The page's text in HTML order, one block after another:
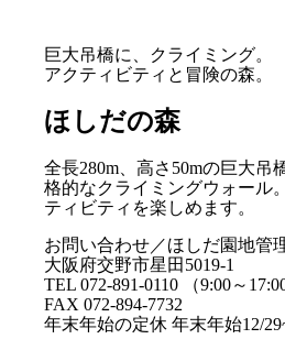
巨大吊橋に、クライミング。
アクティビティと冒険の森。
ほしだの森
全長280m、高さ50mの巨大吊
格的なクライミングウォール
ティビティを楽しめます。
お問い合わせ／ほしだ園地管
大阪府交野市星田5019-1
TEL 072-891-0110 （9:00～17:00
FAX 072-894-7732
年末年始の定休 年末年始12/